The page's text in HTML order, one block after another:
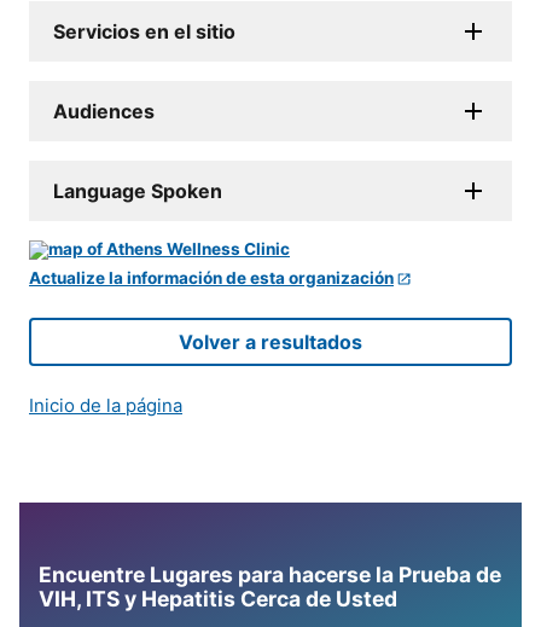
Servicios en el sitio
Audiences
Language Spoken
Actualize la información de esta organización
Volver a resultados
Inicio de la página
Encuentre Lugares para hacerse la Prueba de
VIH, ITS y Hepatitis Cerca de Usted